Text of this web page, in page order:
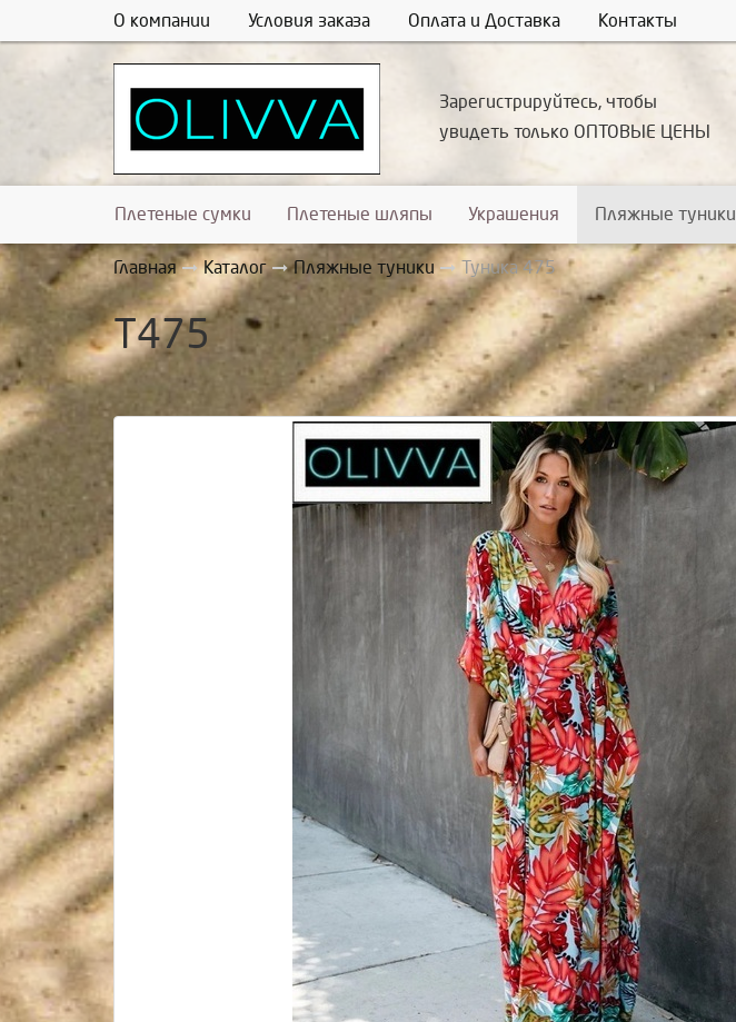
О компании Условия заказа Оплата и Доставка Контакты
Зарегистрируйтесь, чтобы
увидеть только ОПТОВЫЕ ЦЕНЫ
Плетеные сумки Плетеные шляпы Украшения Пляжные туники
Главная Каталог Пляжные туники Туника 475
Т475